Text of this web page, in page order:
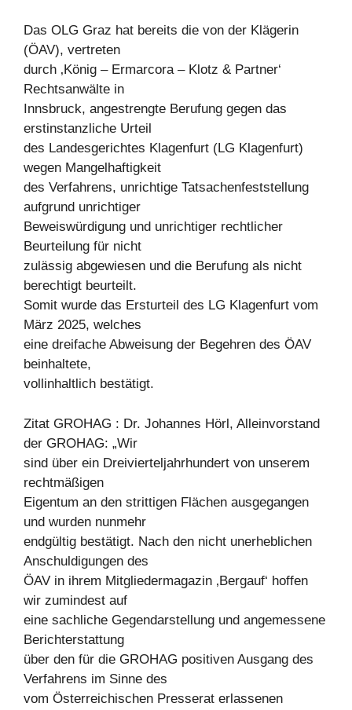
Das OLG Graz hat bereits die von der Klägerin
(ÖAV), vertreten
durch ‚König – Ermarcora – Klotz & Partner‘
Rechtsanwälte in
Innsbruck, angestrengte Berufung gegen das
erstinstanzliche Urteil
des Landesgerichtes Klagenfurt (LG Klagenfurt)
wegen Mangelhaftigkeit
des Verfahrens, unrichtige Tatsachenfeststellung
aufgrund unrichtiger
Beweiswürdigung und unrichtiger rechtlicher
Beurteilung für nicht
zulässig abgewiesen und die Berufung als nicht
berechtigt beurteilt.
Somit wurde das Ersturteil des LG Klagenfurt vom
März 2025, welches
eine dreifache Abweisung der Begehren des ÖAV
beinhaltete,
vollinhaltlich bestätigt.
Zitat GROHAG : Dr. Johannes Hörl, Alleinvorstand
der GROHAG: „Wir
sind über ein Dreivierteljahrhundert von unserem
rechtmäßigen
Eigentum an den strittigen Flächen ausgegangen
und wurden nunmehr
endgültig bestätigt. Nach den nicht unerheblichen
Anschuldigungen des
ÖAV in ihrem Mitgliedermagazin ‚Bergauf‘ hoffen
wir zumindest auf
eine sachliche Gegendarstellung und angemessene
Berichterstattung
über den für die GROHAG positiven Ausgang des
Verfahrens im Sinne des
vom Österreichischen Presserat erlassenen